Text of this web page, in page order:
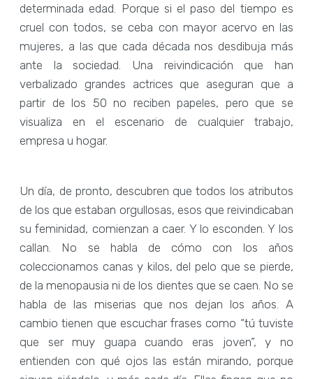
determinada edad. Porque si el paso del tiempo es
cruel con todos, se ceba con mayor acervo en las
mujeres, a las que cada década nos desdibuja más
ante la sociedad. Una reivindicación que han
verbalizado grandes actrices que aseguran que a
partir de los 50 no reciben papeles, pero que se
visualiza en el escenario de cualquier trabajo,
empresa u hogar.
Un día, de pronto, descubren que todos los atributos
de los que estaban orgullosas, esos que reivindicaban
su feminidad, comienzan a caer. Y lo esconden. Y los
callan. No se habla de cómo con los años
coleccionamos canas y kilos, del pelo que se pierde,
de la menopausia ni de los dientes que se caen. No se
habla de las miserias que nos dejan los años. A
cambio tienen que escuchar frases como “tú tuviste
que ser muy guapa cuando eras joven”, y no
entienden con qué ojos las están mirando, porque